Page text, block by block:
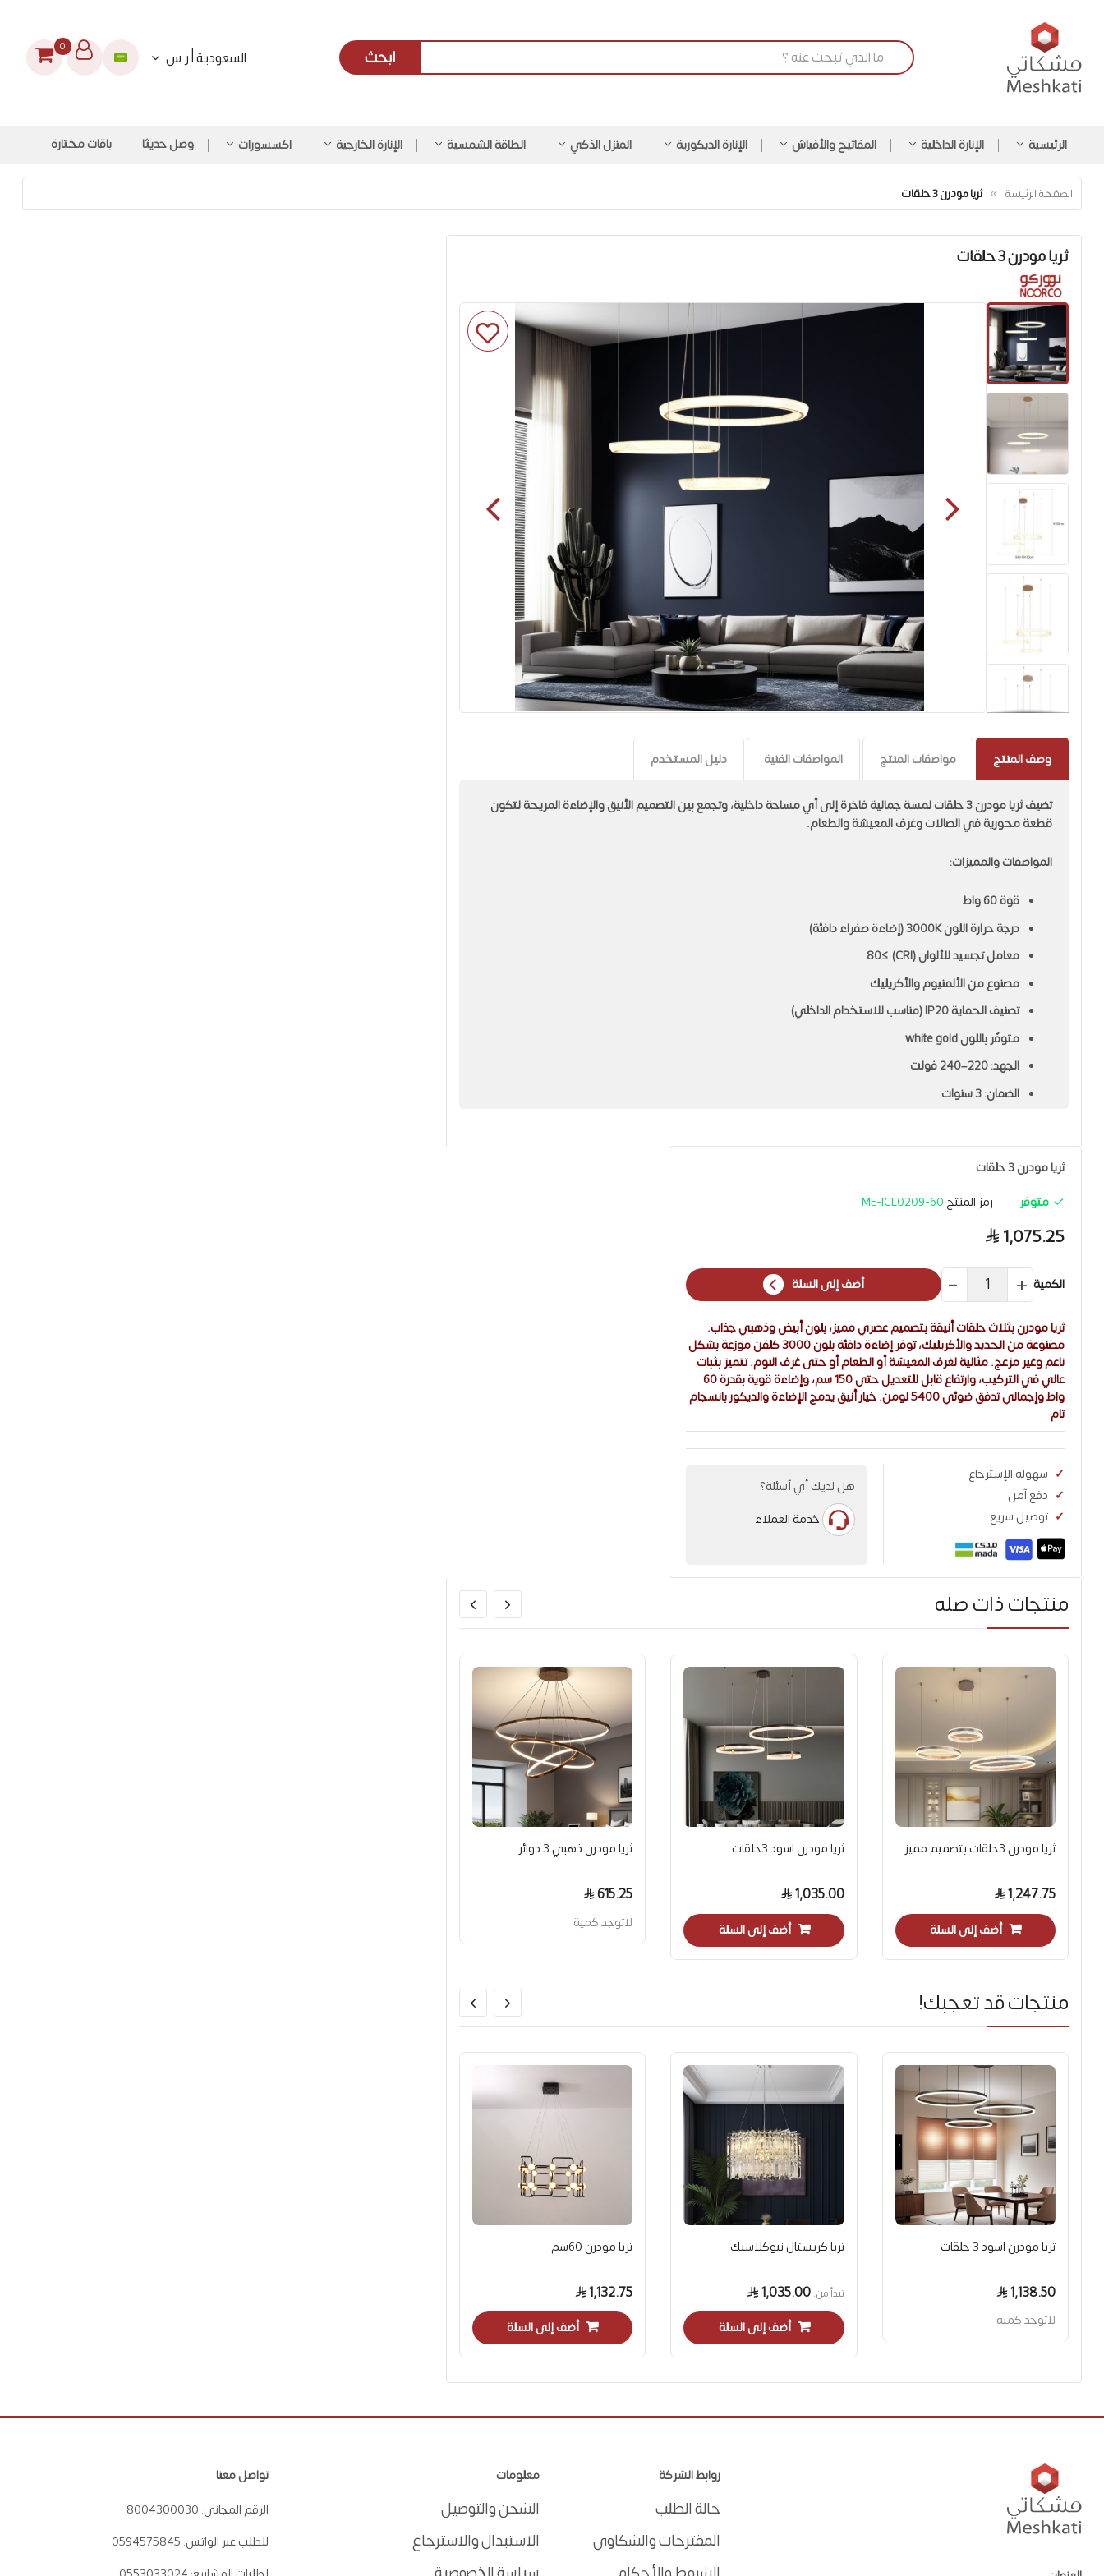
ابحث السعودية | ر.س
0
الرئيسية الإنارة الداخلية المفاتيح والأفياش الإنارة الديكورية المنزل الذكي الطاقة الشمسية الإنارة الخارجية اكسسورات وصل حديثا باقات مختارة
الصفحة الرئيسة ثريا مودرن 3 حلقات
ثريا مودرن 3 حلقات
انتقل
النهاية
معرض
الصور
إلى
بدايةوصف المنتج مواصفات المنتج المواصفات الفنية دليل المستخدم
تضيف ثريا مودرن 3 حلقات لمسة جمالية فاخرة إلى أي مساحة داخلية، وتجمع بين التصميم الأنيق والإضاءة المريحة لتكون
قطعة محورية في الصالات وغرف المعيشة والطعام.
المواصفات والمميزات:
قوة 60 واط
درجة حرارة اللون 3000K (إضاءة صفراء دافئة)
معامل تجسيد للألوان (CRI) ≥80
مصنوع من الألمنيوم والأكريليك
تصنيف الحماية IP20 (مناسب للاستخدام الداخلي)
متوفّر باللون white gold
الجهد: 220–240 فولت
الضمان: 3 سنوات
ثريا مودرن 3 حلقات
متوفر
رمز المنتج ME-ICL0209-60
1,075.25
الكمية أضف إلى السلة
ثريا مودرن بثلاث حلقات أنيقة بتصميم عصري مميز، بلون أبيض وذهبي جذاب.
مصنوعة من الحديد والأكريليك، توفر إضاءة دافئة بلون 3000 كلفن موزعة بشكل
ناعم وغير مزعج. مثالية لغرف المعيشة أو الطعام أو حتى غرف النوم. تتميز بثبات
عالي في التركيب، وارتفاع قابل للتعديل حتى 150 سم، وإضاءة قوية بقدرة 60
واط وإجمالي تدفق ضوئي 5400 لومن. خيار أنيق يدمج الإضاءة والديكور بانسجام
تام
سهولة الإسترجاع
دفع آمن
توصيل سريع
هل لديك أي أسئلة؟
خدمة العملاء
منتجات ذات صله
ثريا مودرن ذهبي 3 دوائر
615.25
لاتوجد كمية
ثريا مودرن اسود 3حلقات
1,035.00
أضف إلى السلة
ثريا مودرن 3حلقات بتصميم مميز
1,247.75
أضف إلى السلة
منتجات قد تعجبك!
ثريا مودرن 60سم
1,132.75
أضف إلى السلة
ثريا كريستال نيوكلاسيك
تبدأ من 1,035.00
أضف إلى السلة
ثريا مودرن اسود 3 حلقات
1,138.50
لاتوجد كمية
روابط الشركة
حالة الطلب
المقترحات والشكاوى
معلومات
الشحن والتوصيل
الاستبدال والاسترجاع
تواصل معنا
الرقم المجاني: 8004300030
للطلب عبر الواتس: 0594575845